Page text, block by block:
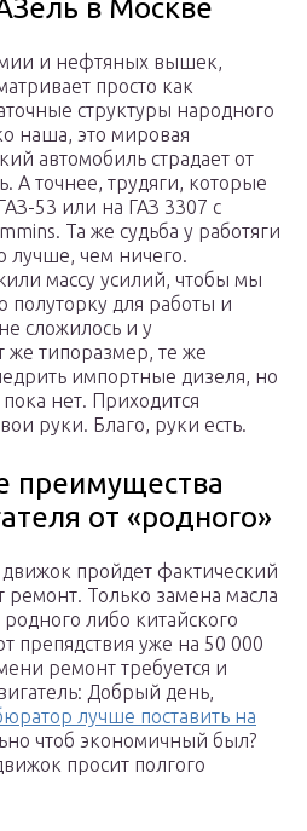
в Москве
и нефтяных вышек,
просто как
структуры народного
наша, это мировая
автомобиль страдает от
А точнее, трудяги, которые
53 или на ГАЗ 3307 с
Та же судьба у работяги
лучше, чем ничего.
массу усилий, чтобы мы
для работы и
сложилось и у
же типоразмер, те же
импортные дизеля, но
нет. Приходится
руки. Благо, руки есть.
преимущества
от «родного»
пройдет фактический
ремонт. Только замена масла
либо китайского
препядствия уже на 50 000
ремонт требуется и
Добрый день,
лучше поставить на
чтоб экономичный был?
просит полгого